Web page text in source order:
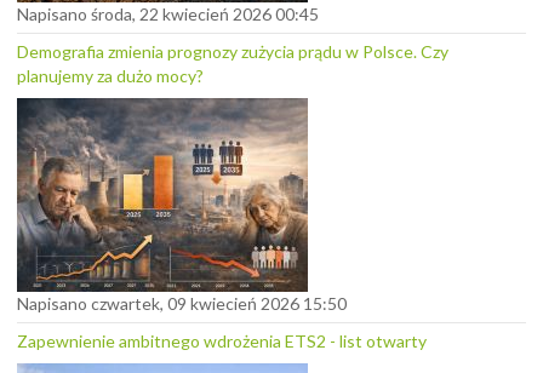
Napisano środa, 22 kwiecień 2026 00:45
Demografia zmienia prognozy zużycia prądu w Polsce. Czy
planujemy za dużo mocy?
Napisano czwartek, 09 kwiecień 2026 15:50
Zapewnienie ambitnego wdrożenia ETS2 - list otwarty